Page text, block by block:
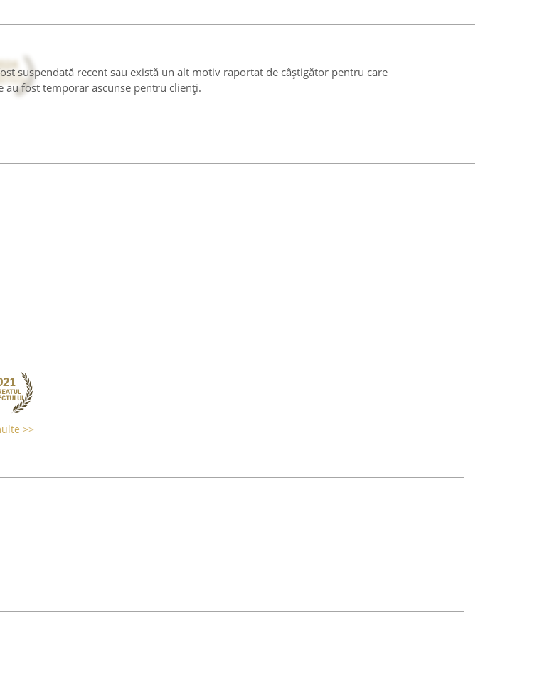
suspendată recent sau există un alt motiv raportat de câștigător pentru care
au fost temporar ascunse pentru clienți.
>>